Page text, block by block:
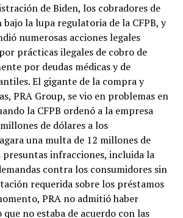
de Biden, los cobradores de
bajo la lupa regulatoria de la CFPB, y
numerosas acciones legales
prácticas ilegales de cobro de
por deudas médicas y de
El gigante de la compra y
PRA Group, se vio en problemas en
la CFPB ordenó a la empresa
de dólares a los
una multa de 12 millones de
presuntas infracciones, incluida la
contra los consumidores sin
requerida sobre los préstamos
PRA no admitió haber
no estaba de acuerdo con las